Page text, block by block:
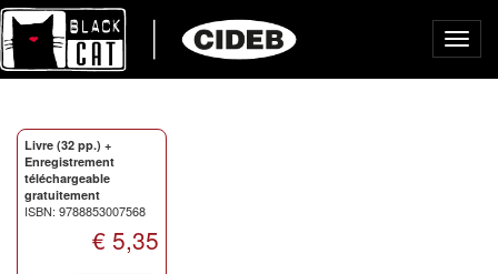
Livre (32 pp.) +
Enregistrement
téléchargeable
gratuitement
ISBN: 9788853007568
€ 5,35